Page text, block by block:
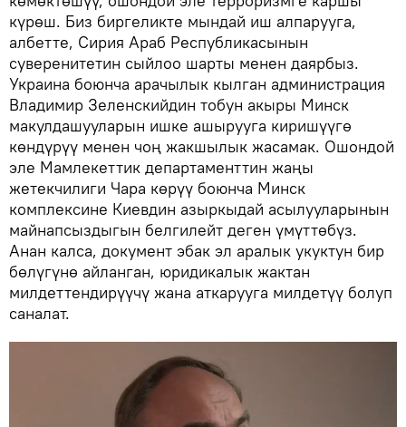
күрөш. Биз биргеликте мындай иш алпарууга,
албетте, Сирия Араб Республикасынын
суверенитетин сыйлоо шарты менен даярбыз.
Украина боюнча арачылык кылган администрация
Владимир Зеленскийдин тобун акыры Минск
макулдашууларын ишке ашырууга киришүүгө
көндүрүү менен чоң жакшылык жасамак. Ошондой
эле Мамлекеттик департаменттин жаңы
жетекчилиги Чара көрүү боюнча Минск
комплексине Киевдин азыркыдай асылууларынын
майнапсыздыгын белгилейт деген үмүттөбүз.
Анан калса, документ эбак эл аралык укуктун бир
бөлүгүнө айланган, юридикалык жактан
милдеттендирүүчү жана аткарууга милдетүү болуп
саналат.